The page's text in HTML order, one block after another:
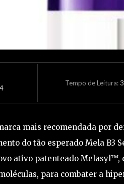
Tempo de Leitura:3
mais recomendada por
do tão esperado Mela B3
ativo patenteado Melasyl™,
para combater a